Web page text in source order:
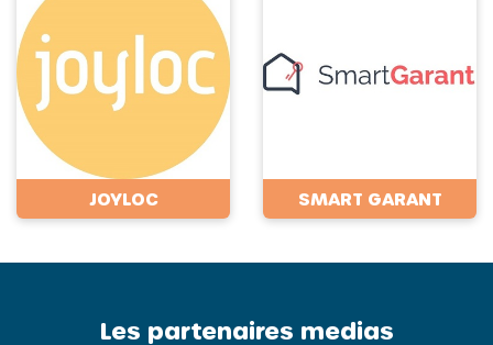
JOYLOC SMART GARANT
Les partenaires medias